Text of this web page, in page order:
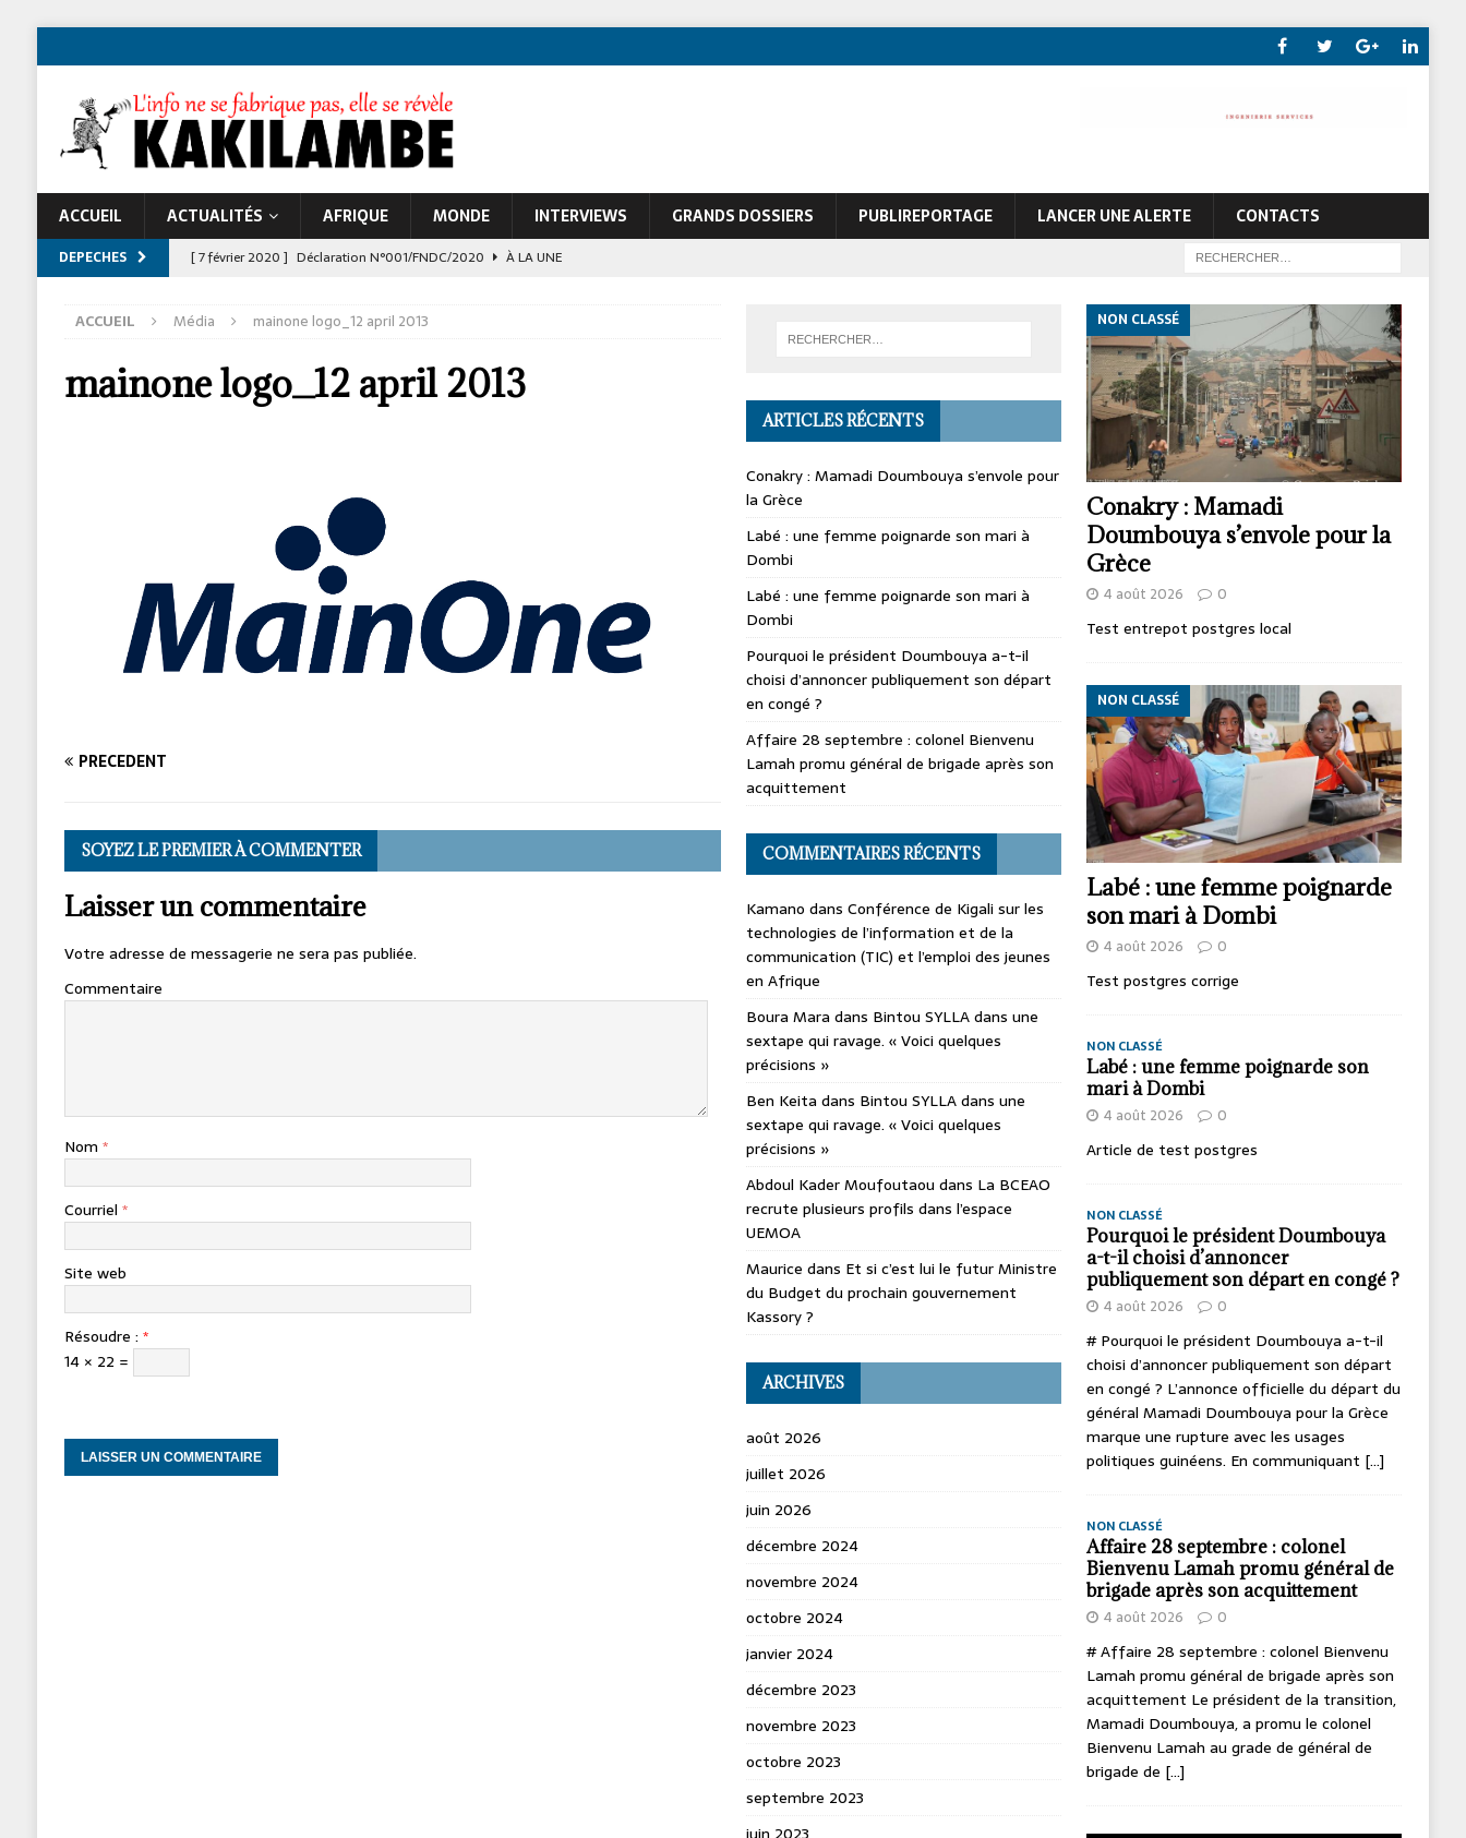
ACCUEIL ACTUALITÉS AFRIQUE MONDE INTERVIEWS GRANDS DOSSIERS PUBLIREPORTAGE LANCER UNE ALERTE CONTACTS
DEPECHES [ 7 février 2020 ] Déclaration N°001/FNDC/2020
À LA UNE
À LA UNE
ACCUEIL Média mainone logo_12 april 2013
mainone logo_12 april 2013
PRÉCÉDENT
SOYEZ LE PREMIER À COMMENTER
Laisser un commentaire
Votre adresse de messagerie ne sera pas publiée.
Commentaire
Nom *
Courriel *
Site web
Résoudre : *
14 × 22 =
ARTICLES RÉCENTS
Conakry : Mamadi Doumbouya s’envole pour
la Grèce
Labé : une femme poignarde son mari à
Dombi
Labé : une femme poignarde son mari à
Dombi
Pourquoi le président Doumbouya a-t-il
choisi d’annoncer publiquement son départ
en congé ?
Affaire 28 septembre : colonel Bienvenu
Lamah promu général de brigade après son
acquittement
COMMENTAIRES RÉCENTS
Kamano dans Conférence de Kigali sur les
technologies de l’information et de la
communication (TIC) et l’emploi des jeunes
en Afrique
Boura Mara dans Bintou SYLLA dans une
sextape qui ravage. « Voici quelques
précisions »
Ben Keita dans Bintou SYLLA dans une
sextape qui ravage. « Voici quelques
précisions »
Abdoul Kader Moufoutaou dans La BCEAO
recrute plusieurs profils dans l’espace
UEMOA
Maurice dans Et si c’est lui le futur Ministre
du Budget du prochain gouvernement
Kassory ?
ARCHIVES
août 2026
juillet 2026
juin 2026
décembre 2024
novembre 2024
octobre 2024
janvier 2024
décembre 2023
novembre 2023
octobre 2023
septembre 2023
Conakry : Mamadi
Doumbouya s’envole pour la
Grèce
NON CLASSÉ
4 août 2026 0
Test entrepot postgres local
Labé : une femme poignarde
son mari à Dombi
NON CLASSÉ
4 août 2026 0
Test postgres corrige
NON CLASSÉ
Labé : une femme poignarde son
mari à Dombi
4 août 2026 0
Article de test postgres
NON CLASSÉ
Pourquoi le président Doumbouya
a-t-il choisi d’annoncer
publiquement son départ en congé ?
4 août 2026 0
# Pourquoi le président Doumbouya a-t-il
choisi d’annoncer publiquement son départ
en congé ? L’annonce officielle du départ du
général Mamadi Doumbouya pour la Grèce
marque une rupture avec les usages
politiques guinéens. En communiquant [...]
NON CLASSÉ
Affaire 28 septembre : colonel
Bienvenu Lamah promu général de
brigade après son acquittement
4 août 2026 0
# Affaire 28 septembre : colonel Bienvenu
Lamah promu général de brigade après son
acquittement Le président de la transition,
Mamadi Doumbouya, a promu le colonel
Bienvenu Lamah au grade de général de
brigade de [...]